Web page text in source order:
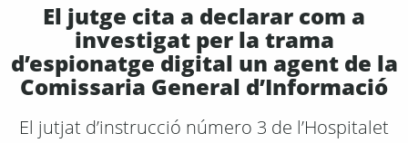
El jutge cita a declarar com a
investigat per la trama
d’espionatge digital un agent de la
Comissaria General d’Informació
El jutjat d’instrucció número 3 de l’Hospitalet